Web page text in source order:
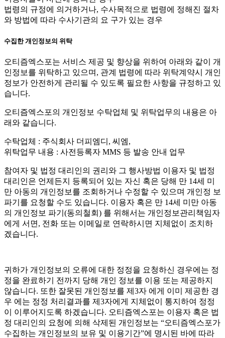
법령의 규정에 의거하거나, 수사목적으로 법령에 정해진 절차
와 방법에 따라 수사기관의 요 구가 있는 경우
수집한 개인정보의 위탁
오티즘엑스포는 서비스 제공 및 향상을 위하여 아래와 같이 개
인정보를 위탁하고 있으며, 관계 법령에 따라 위탁계약시 개인
정보가 안전하게 관리될 수 있도록 필요한 사항을 규정하고 있
습니다.
오티즘엑스포의 개인정보 수탁업체 및 위탁업무의 내용은 아
래와 같습니다.
수탁업체 : 주식회사 더피엠디, 씨엠,
위탁업무 내용 : 사전등록자 MMS 등 발송 안내 업무
참여자 및 법정 대리인의 권리와 그 행사방법 이용자 및 법정
대리인은 언제든지 등록되어 있는 자신 혹은 당해 만 14세 미
만 아동의 개인정보를 조회하거나 수정할 수 있으며 개인정 보
파기를 요청할 수도 있습니다. 이용자 혹은 만 14세 미만 아동
의 개인정보 파기(동의철회) 를 위해서는 개인정보관리책임자
에게 서면, 전화 또는 이메일로 연락하시면 지체없이 조치하
겠습니다.
귀하가 개인정보의 오류에 대한 정정을 요청하신 경우에는 정
정을 완료하기 전까지 당해 개인 정보를 이용 또는 제공하지
않습니다. 또한 잘못된 개인정보를 제3자 에게 이미 제공한 경
우 에는 정정 처리결과를 제3자에게 지체없이 통지하여 정정
이 이루어지도록 하겠습니다. 오티즘엑스포는 이용자 혹은 법
정 대리인의 요청에 의해 삭제된 개인정보는 “오티즘엑스포가
수집하는 개인정보의 보유 및 이용기간”에 명시된 바에 따라